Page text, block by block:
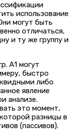
использование
могут быть
отличаться,
и ту же группу и
А1 могут
быстро
либо
явление
анализе.
это момент,
разницы в
(пассивов).